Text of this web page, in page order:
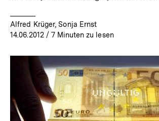
Alfred Krüger, Sonja Ernst
14.06.2012/ 7 Minuten zu lesen